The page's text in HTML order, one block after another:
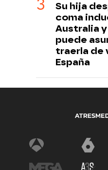
Su hija
coma
Australia
puede
traerla de
España